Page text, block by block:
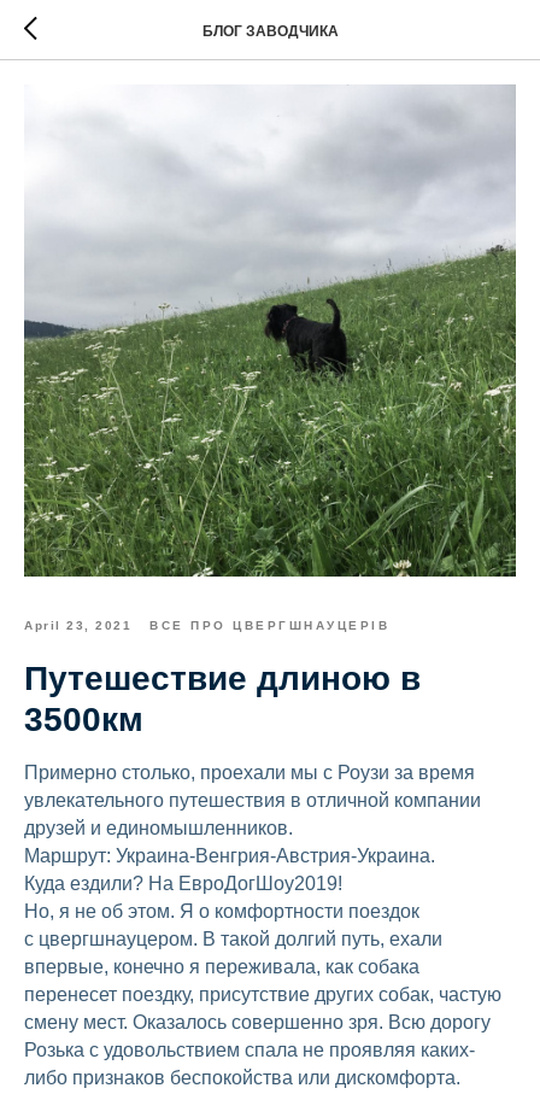
БЛОГ ЗАВОДЧИКА
April 23, 2021 ВСЕ ПРО ЦВЕРГШНАУЦЕРІВ
Путешествие длиною в
3500км
Примерно столько, проехали мы с Роузи за время
увлекательного путешествия в отличной компании
друзей и единомышленников.
Маршрут: Украина-Венгрия-Австрия-Украина.
Куда ездили? На ЕвроДогШоу2019!
Но, я не об этом. Я о комфортности поездок
с цвергшнауцером. В такой долгий путь, ехали
впервые, конечно я переживала, как собака
перенесет поездку, присутствие других собак, частую
смену мест. Оказалось совершенно зря. Всю дорогу
Розька с удовольствием спала не проявляя каких-
либо признаков беспокойства или дискомфорта.